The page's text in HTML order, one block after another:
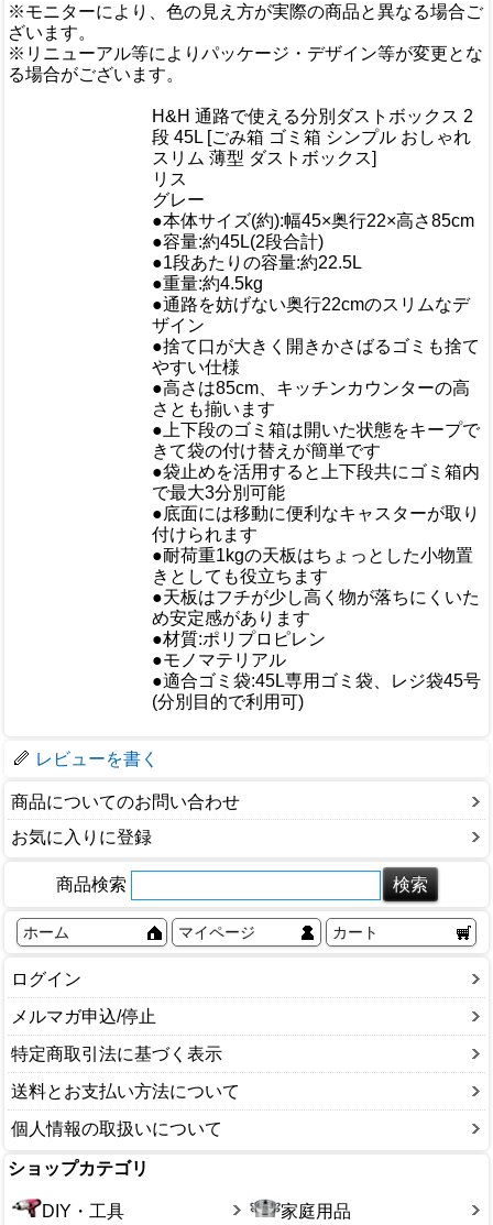
※モニターにより、色の見え方が実際の商品と異なる場合ご
ざいます。
※リニューアル等によりパッケージ・デザイン等が変更とな
る場合がございます。
H&H 通路で使える分別ダストボックス 2
段 45L [ごみ箱 ゴミ箱 シンプル おしゃれ
スリム 薄型 ダストボックス]
リス
グレー
●本体サイズ(約):幅45×奥行22×高さ85cm
●容量:約45L(2段合計)
●1段あたりの容量:約22.5L
●重量:約4.5kg
●通路を妨げない奥行22cmのスリムなデ
ザイン
●捨て口が大きく開きかさばるゴミも捨て
やすい仕様
●高さは85cm、キッチンカウンターの高
さとも揃います
●上下段のゴミ箱は開いた状態をキープで
きて袋の付け替えが簡単です
●袋止めを活用すると上下段共にゴミ箱内
で最大3分別可能
●底面には移動に便利なキャスターが取り
付けられます
●耐荷重1kgの天板はちょっとした小物置
きとしても役立ちます
●天板はフチが少し高く物が落ちにくいた
め安定感があります
●材質:ポリプロピレン
●モノマテリアル
●適合ゴミ袋:45L専用ゴミ袋、レジ袋45号
(分別目的で利用可)
レビューを書く
商品についてのお問い合わせ
お気に入りに登録
商品検索
ホーム マイページ カート
ログイン
メルマガ申込/停止
特定商取引法に基づく表示
送料とお支払い方法について
個人情報の取扱いについて
ショップカテゴリ
DIY・工具 家庭用品